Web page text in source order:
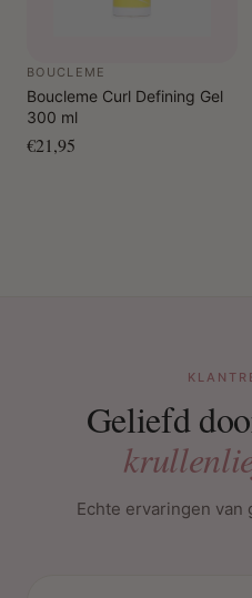
BOUCLEME
Boucleme Curl Defining Gel
300 ml
€21,95
Geliefd
Echte ervaringen